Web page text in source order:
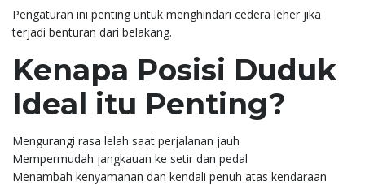
Pengaturan ini penting untuk menghindari cedera leher jika
terjadi benturan dari belakang.
Kenapa Posisi Duduk
Ideal itu Penting?
Mengurangi rasa lelah saat perjalanan jauh
Mempermudah jangkauan ke setir dan pedal
Menambah kenyamanan dan kendali penuh atas kendaraan